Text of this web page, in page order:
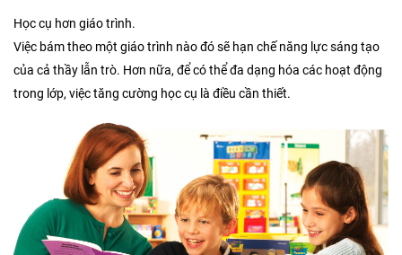
Học cụ hơn giáo trình.
Việc bám theo một giáo trình nào đó sẽ hạn chế năng lực sáng tạo
của cả thầy lẫn trò. Hơn nữa, để có thể đa dạng hóa các hoạt động
trong lớp, việc tăng cường học cụ là điều cần thiết.